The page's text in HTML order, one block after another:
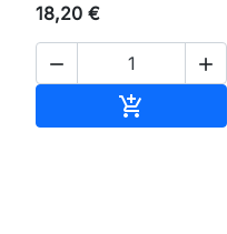
18,20 €
 
